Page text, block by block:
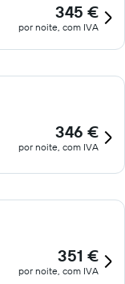
345 €
por noite, com IVA
346 €
por noite, com IVA
351 €
por noite, com IVA